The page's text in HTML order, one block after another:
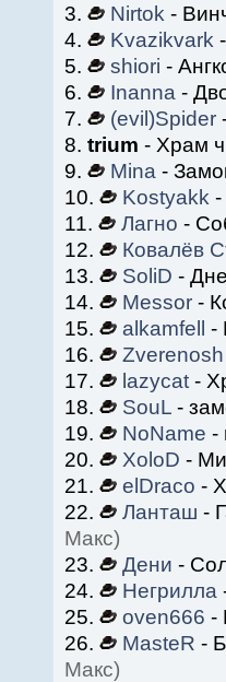
3.
Nirtok -
4.
Kvazikvark
5.
shiori -
6.
Inanna -
7.
(evil)Spider
8. trium - Храм
9.
Mina -
10.
Kostyakk
11.
Лагно -
12.
Ковалёв
13.
SoliD -
14.
Messor-
15.
alkamfell
-
16.
Zverenosh
17.
lazycat-
18.
SouL-
19.
NoName -
20.
XoloD -
21.
elDraco -
22.
Ланташ -
Макс)
23.
Дени -
24.
Негрилла
25.
oven666 -
26.
MasteR -
Макс)